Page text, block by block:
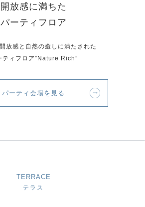
開放感に満ちた
パーティフロア
放感と自然の癒しに満たされた
ティフロア”Nature Rich”
パーティ会場を見る
TERRACE
テラス